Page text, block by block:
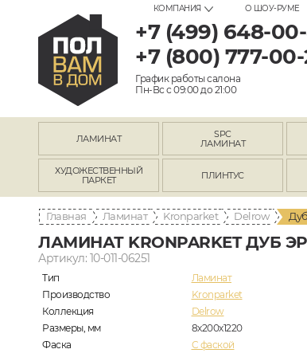
КОМПАНИЯ О ШОУ-РУМЕ
+7 (499) 648-
+7 (800) 777-
График работы салона
Пн-Вс с 09:00 до 21:00
ЛАМИНАТ
SPC
ЛАМИНАТ
ХУДОЖЕСТВЕННЫЙ
ПАРКЕТ
ПЛИНТУС
Главная Ламинат Kronparket Delrow
ЛАМИНАТ KRONPARKET ДУБ
Артикул: 10-011-06251
Тип
Ламинат
Производство
Kronparket
Коллекция
Delrow
Размеры, мм
8х200х1220
Фаска
C фаской